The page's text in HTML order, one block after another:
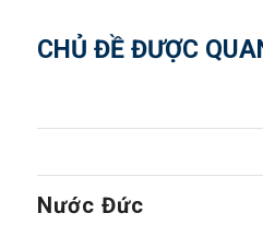
CHỦ ĐỀ ĐƯỢC
Nước Đức